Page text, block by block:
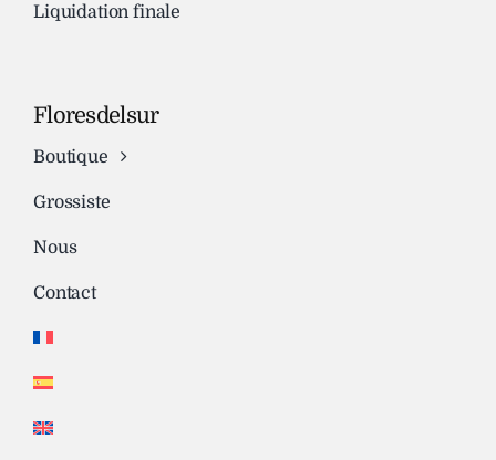
Liquidation finale
Floresdelsur
Boutique
Grossiste
Nous
Contact